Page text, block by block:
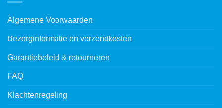
Algemene Voorwaarden
Bezorginformatie en verzendkosten
Garantiebeleid & retourneren
FAQ
Klachtenregeling